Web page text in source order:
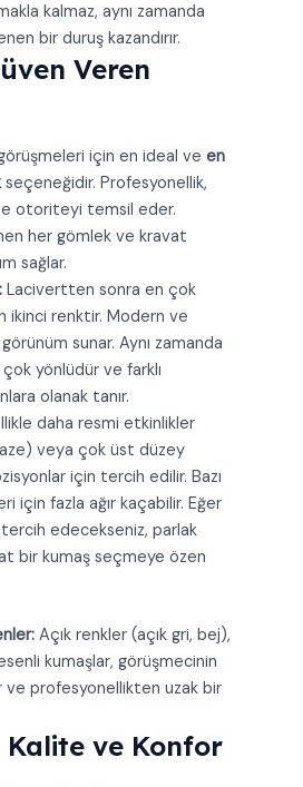
kalmaz, aynı zamanda
bir duruş kazandırır.
Veren
için en ideal ve en
seçeneğidir. Profesyonellik,
otoriteyi temsil eder.
her gömlek ve kravat
sağlar.
Lacivertten sonra en çok
ikinci renktir. Modern ve
sunar. Aynı zamanda
yönlüdür ve farklı
olanak tanır.
daha resmi etkinlikler
veya çok üst düzey
için tercih edilir. Bazı
için fazla ağır kaçabilir. Eğer
edecekseniz, parlak
bir kumaş seçmeye özen
Açık renkler (açık gri, bej),
kumaşlar, görüşmecinin
ve profesyonellikten uzak bir
Kalite ve Konfor